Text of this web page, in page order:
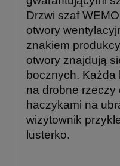
Drzwi szaf
otwory
znakiem
otwory znajdują
bocznych. Każda
na drobne rzeczy
haczykami na
wizytownik
lusterko.